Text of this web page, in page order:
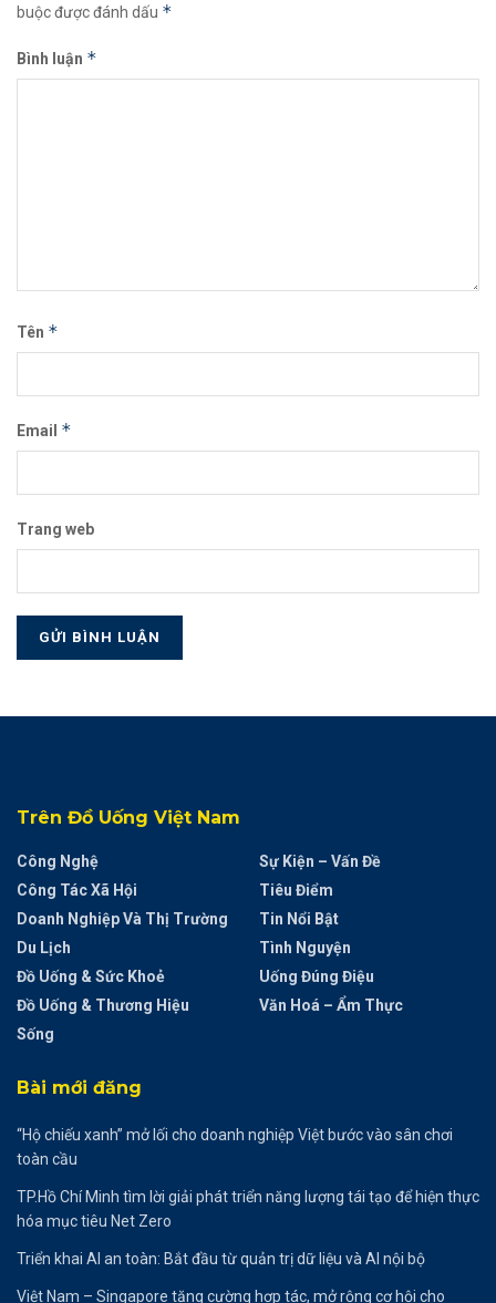
buộc được đánh dấu *
Bình luận *
Tên *
Email *
Trang web
Trên Đồ Uống Việt Nam
Công Nghệ
Công Tác Xã Hội
Doanh Nghiệp Và Thị Trường
Du Lịch
Đồ Uống & Sức Khoẻ
Đồ Uống & Thương Hiệu
Sống
Sự Kiện – Vấn Đề
Tiêu Điểm
Tin Nổi Bật
Tình Nguyện
Uống Đúng Điệu
Văn Hoá – Ẩm Thực
Bài mới đăng
“Hộ chiếu xanh” mở lối cho doanh nghiệp Việt bước vào sân chơi
toàn cầu
TP.Hồ Chí Minh tìm lời giải phát triển năng lượng tái tạo để hiện thực
hóa mục tiêu Net Zero
Triển khai AI an toàn: Bắt đầu từ quản trị dữ liệu và AI nội bộ
Việt Nam – Singapore tăng cường hợp tác, mở rộng cơ hội cho